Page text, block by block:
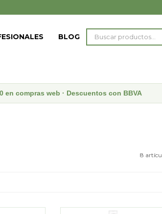
BLOG
en compras web · Descuentos con BBVA
8